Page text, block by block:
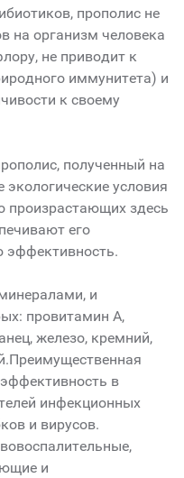
прополис не
на организм человека
не приводит к
иммунитета) и
к своему
полученный на
условия
произрастающих здесь
его
эффективность.
и
провитамин А,
железо, кремний,
в
инфекционных
и вирусов.
и